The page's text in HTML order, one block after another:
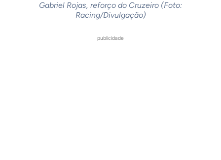
Gabriel Rojas, reforço do Cruzeiro (Foto:
Racing/Divulgação)
publicidade